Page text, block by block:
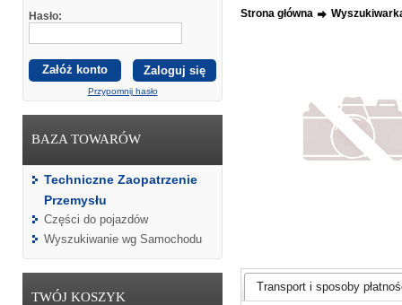
Hasło:
Załóż konto
Przypomnij hasło
BAZA TOWARÓW
Techniczne Zaopatrzenie
Przemysłu
Części do pojazdów
Wyszukiwanie wg Samochodu
TWÓJ KOSZYK
Strona główna
Transport i sposoby